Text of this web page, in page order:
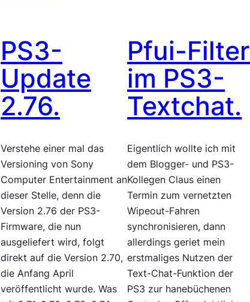
PS3-
Update
2.76.
Verstehe einer mal das
Versioning von Sony
Computer Entertainment an
dieser Stelle, denn die
Version 2.76 der PS3-
Firmware, die nun
ausgeliefert wird, folgt
direkt auf die Version 2.70,
die Anfang April
veröffentlicht wurde. Was
Pfui-Filter
im PS3-
Textchat.
Eigentlich wollte ich mit
dem Blogger- und PS3-
Kollegen Claus einen
Termin zum vernetzten
Wipeout-Fahren
synchronisieren, dann
allerdings geriet mein
erstmaliges Nutzen der
Text-Chat-Funktion der
PS3 zur hanebüchenen